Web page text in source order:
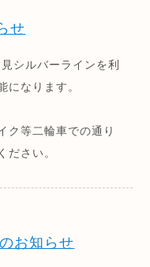
せ
シルバーラインを利
になります。
ク等二輪車での通り
ださい。
お知らせ